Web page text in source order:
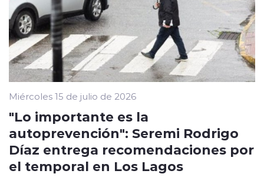
Miércoles 15 de julio de 2026
"Lo importante es la
autoprevención": Seremi Rodrigo
Díaz entrega recomendaciones por
el temporal en Los Lagos